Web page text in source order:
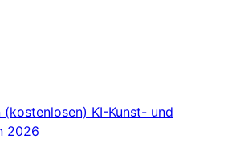
KI-Kunst- und
2026